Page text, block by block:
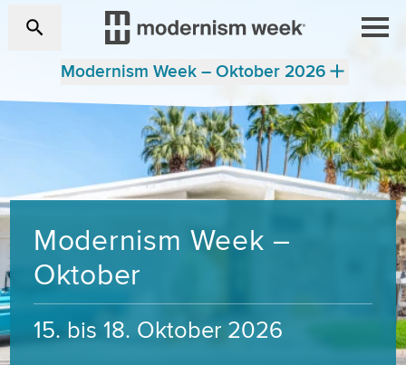
Modernism Week – Oktober 2026
Modernism Week –
Oktober
15. bis 18. Oktober 2026